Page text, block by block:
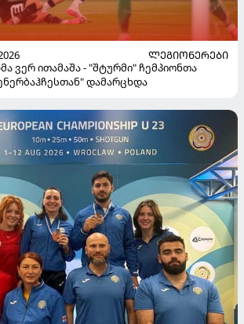
ᲚᲔᲒᲘᲝᲜᲔᲠᲔᲑᲘ
ვერ ითამაშა - "შტურმი" ჩემპიონთა
დამარცხდა